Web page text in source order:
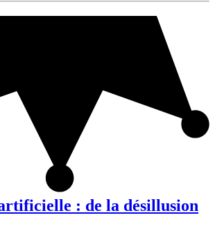
: de la désillusion